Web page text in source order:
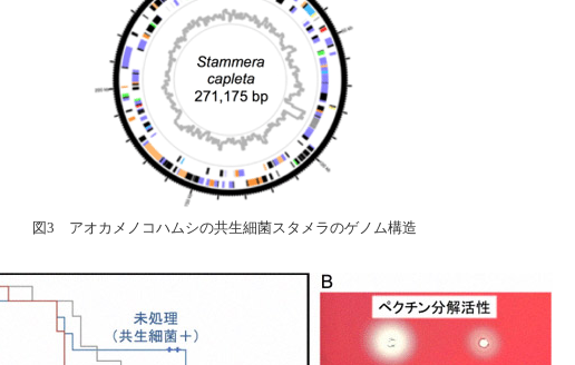
図3 アオカメノコハムシの共生細菌スタメラのゲノム構造